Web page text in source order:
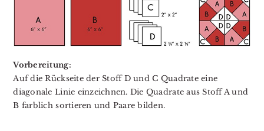
Vorbereitung:
Auf die Rückseite der Stoff D und C Quadrate eine
diagonale Linie einzeichnen. Die Quadrate aus Stoff A und
B farblich sortieren und Paare bilden.